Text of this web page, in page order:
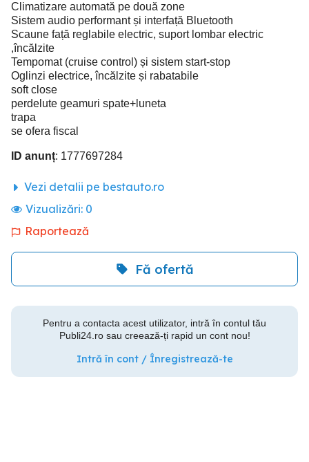
Climatizare automată pe două zone
Sistem audio performant și interfață Bluetooth
Scaune față reglabile electric, suport lombar electric
,încălzite
Tempomat (cruise control) și sistem start-stop
Oglinzi electrice, încălzite și rabatabile
soft close
perdelute geamuri spate+luneta
trapa
se ofera fiscal
ID anunț: 1777697284
Vezi detalii pe bestauto.ro
Vizualizări: 0
Raportează
Fă ofertă
Pentru a contacta acest utilizator, intră în contul tău
Publi24.ro sau creează-ți rapid un cont nou!
Intră în cont / Înregistrează-te